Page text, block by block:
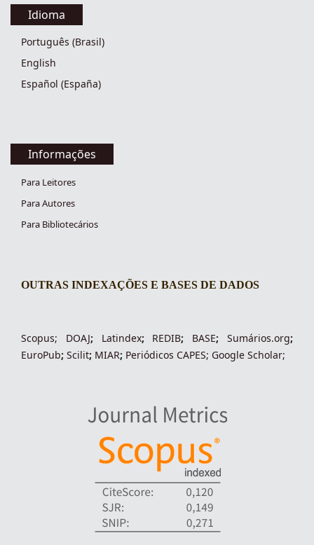
Idioma
Português (Brasil)
English
Español (España)
Informações
Para Leitores
Para Autores
Para Bibliotecários
indexacoes-fronteiras
OUTRAS INDEXAÇÕES E BASES DE DADOS
Scopus; DOAJ; Latindex; REDIB; BASE;Sumários.org;
EuroPub; Scilit; MIAR; Periódicos CAPES; Google Scholar;
indexadores-fronteiras